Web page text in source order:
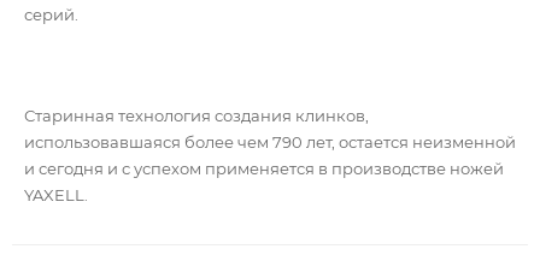
серий.
Старинная технология создания клинков,
использовавшаяся более чем 790 лет, остается неизменной
и сегодня и с успехом применяется в производстве ножей
YAXELL.